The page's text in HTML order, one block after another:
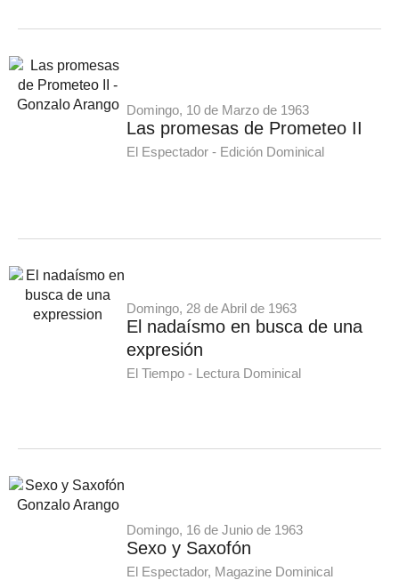
Domingo, 10 de Marzo de 1963
Las promesas de Prometeo II
El Espectador - Edición Dominical
Domingo, 28 de Abril de 1963
El nadaísmo en busca de una
expresión
El Tiempo - Lectura Dominical
Domingo, 16 de Junio de 1963
Sexo y Saxofón
El Espectador, Magazine Dominical